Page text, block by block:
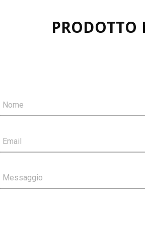
Nome
Email
Messaggio